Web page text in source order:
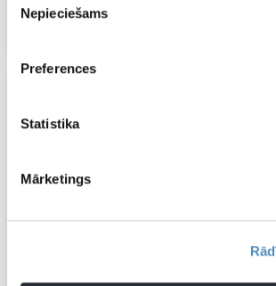
izvēle
Nepieciešams
Preferences
Statistika
Mārketings
A post shared by Liepājas hokeja komanda